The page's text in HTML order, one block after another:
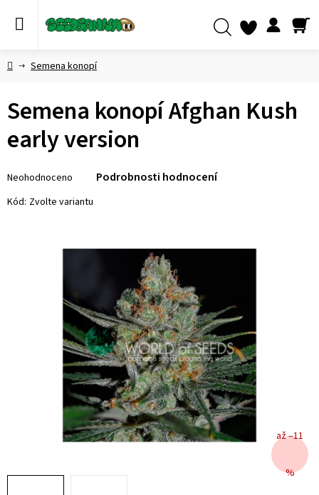
DomůSemena konopí
Semena konopí Afghan Kush
early version
hodnocení
produktu
Neohodnoceno Podrobnosti hodnocení
Kód: Zvolte variantu
až –11
%